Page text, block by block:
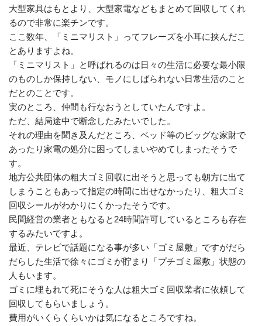
大型家具はもとより、大型家電などもまとめて回収してくれ
るので非常に楽チンです。
ここ数年、「ミニマリスト」ってフレーズを小耳に挟んだこ
とありますよね。
「ミニマリスト」と呼ばれるのは日々の生活に必要な最小限
のものしか保持しない、モノにしばられない日常生活のこと
だとのことです。
実のところ、仲間も行なおうとしていたんですよ。
ただ、結局途中で断念したみたいでした。
それの理由を聞き及んだところ、ベッド等のビッグな家財で
あったり家電の処分に困ってしまいやめてしまったそうで
す。
地方公共団体の粗大ゴミ回収に出そうと思っても朝方に出て
しまうこともあって指定の時間に出せなかったり、粗大ゴミ
回収シールがわかりにくかったそうです。
民間経営の業者ともなると24時間許可しているところも存在
するみたいですよ。
最近、テレビで話題になる事が多い「ゴミ屋敷」ですがだら
だらした生活で徐々にゴミが貯まり「プチゴミ屋敷」状態の
人もいます。
ゴミに埋もれて死にそうな人は粗大ゴミ回収業者に依頼して
回収してもらいましょう。
費用がいくらくらいかは気になるところですね。